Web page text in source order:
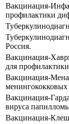
Вакцинация-
профилактики
Россия.
Вакцинация-
для
Вакцинация-
Вакцинация-
вируса
Вакцинация-